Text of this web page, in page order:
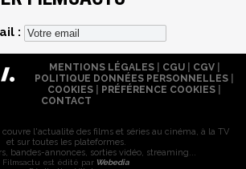
:
MENTIONS LÉGALES| CGU| CGV|
POLITIQUE DONNÉES PERSONNELLES
COOKIES
PRÉFÉRENCE COOKIES
CONTACT
couvre l'actualité des films et séries au cinéma, à la TV
et sur toutes les plateformes.
bandes-annonces, sorties vidéo, streaming...
Filmsactu est édité par Webedia